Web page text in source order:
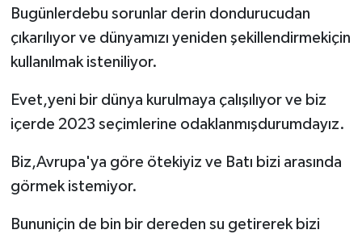
Bugünlerdebu sorunlar derin dondurucudan
çıkarılıyor ve dünyamızı yeniden şekillendirmekiçin
kullanılmak isteniliyor.
Evet,yeni bir dünya kurulmaya çalışılıyor ve biz
içerde 2023 seçimlerine odaklanmışdurumdayız.
Biz,Avrupa'ya göre ötekiyiz ve Batı bizi arasında
görmek istemiyor.
Bununiçin de bin bir dereden su getirerek bizi